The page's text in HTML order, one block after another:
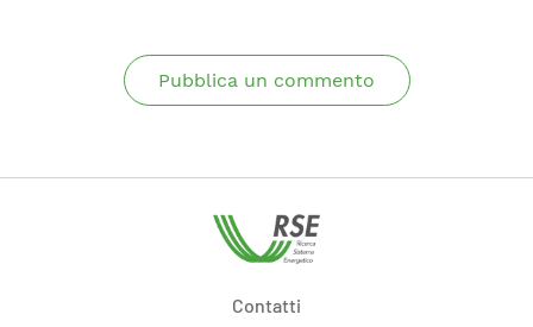
Pubblica un commento
Contatti